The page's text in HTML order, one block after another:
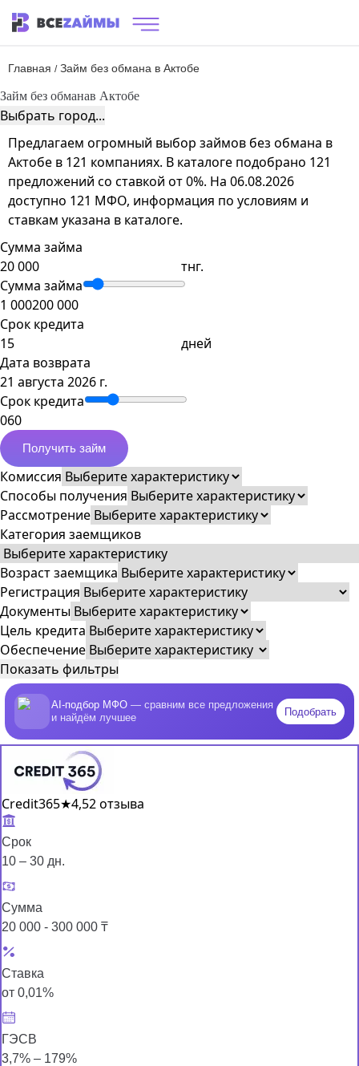
Главная / Займ без обмана в Актобе
Займ без обманав Актобе
Выбрать город...
Предлагаем огромный выбор займов без обмана в
Актобе в 121 компаниях. В каталоге подобрано 121
предложений со ставкой от 0%. На 06.08.2026
доступно 121 МФО, информация по условиям и
ставкам указана в каталоге.
Сумма займа
тнг.
Сумма займа
1 000200 000
Срок кредита
дней
Дата возврата
21 августа 2026 г.
Срок кредита
060
Получить займ
Комиссия
Способы получения
Рассмотрение
Категория заемщиков
Возраст заемщика
Регистрация
Документы
Цель кредита
Обеспечение
Показать фильтры
AI-подбор МФО — сравним все предложения
и найдём лучшее
Подобрать
Credit365★4,52 отзыва
Срок
10 – 30 дн.
Сумма
20 000 - 300 000 ₸
Ставка
от 0,01%
ГЭСВ
3,7% – 179%